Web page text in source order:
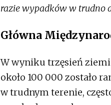
razie wypadków w trudno
Główna
W wyniku trzęsień ziemi
około 100 000 zostało
w trudnym terenie,